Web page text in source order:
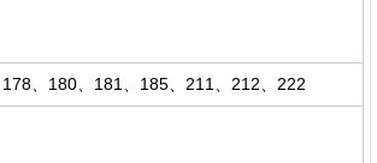
、180、181、185、211、212、222